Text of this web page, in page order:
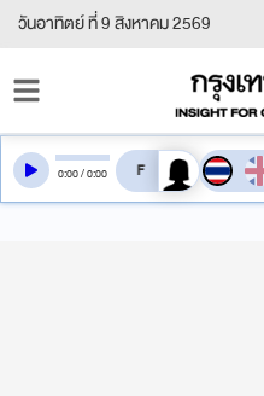
วันอาทิตย์ ที่ 9 สิงหาคม 2569
0:00/0:00 สลับเสียงอ่าน